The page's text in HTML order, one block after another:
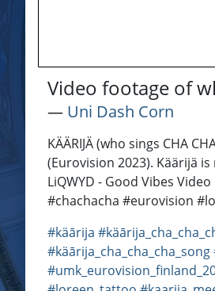
Video footage of
― Uni Dash Corn
KÄÄRIJÄ (who sings CHA
(Eurovision 2023). Käärijä
LiQWYD - Good Vibes
#chachacha #eurovision
#käārija
#käārija_cha_cha_cha_song